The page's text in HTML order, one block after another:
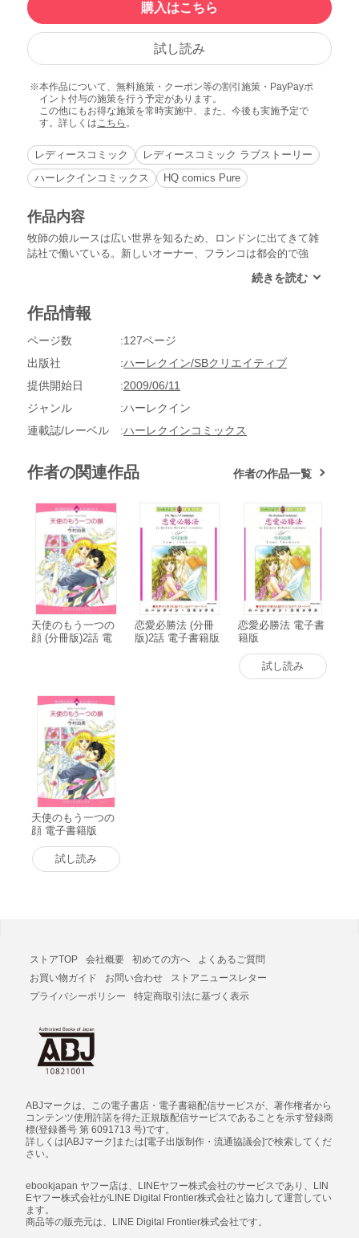
購入はこちら
試し読み
本作品について、無料施策・クーポン等の割引施策・PayPayポ
イント付与の施策を行う予定があります。
この他にもお得な施策を常時実施中、また、今後も実施予定で
す。詳しくはこちら 。
レディースコミック
レディースコミック ラブストーリー
ハーレクインコミックス
HQ comics Pure
作品内容
牧師の娘ルースは広い世界を知るため、ロンドンに出てきて雑
誌社で働いている。新しいオーナー、フランコは都会的で強
それはフランコも同じだった。女性に不自由したことない彼だ
てしまい…!?
作品情報
ページ数
127ページ
出版社
ハーレクイン/SBクリエイティブ
提供開始日
2009/06/11
ジャンル
ハーレクイン
連載誌/レーベル
ハーレクインコミックス
作者の関連作品 作者の作品一覧
天使のもう一つの
顔 (分冊版)2話 電
恋愛必勝法 (分冊
版)2話 電子書籍版
恋愛必勝法 電子書
籍版
試し読み
天使のもう一つの
顔 電子書籍版
試し読み
ストアTOP 会社概要 初めての方へ
よくあるご質問
お買い物ガイド
お問い合わせ
ストアニュースレター
プライバシーポリシー
特定商取引法に基づく表示
ABJマークは、この電子書店・電子書籍配信サービスが、著作権者から
コンテンツ使用許諾を得た正規版配信サービスであることを示す登録商
標(登録番号 第 6091713 号)です。
詳しくは[ABJマーク]または[電子出版制作・流通協議会]で検索してくだ
さい。
ebookjapan ヤフー店は、LINEヤフー株式会社のサービスであり、LIN
Eヤフー株式会社がLINE Digital Frontier株式会社と協力して運営してい
ます。
商品等の販売元は、LINE Digital Frontier株式会社です。